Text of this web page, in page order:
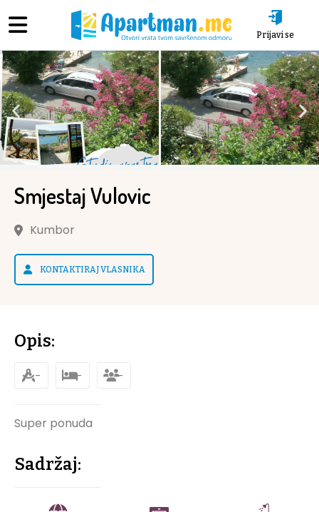
Prijavi se
Smjestaj Vulovic
Kumbor
KONTAKTIRAJ VLASNIKA
Opis:
- - -
Super ponuda
Sadržaj: